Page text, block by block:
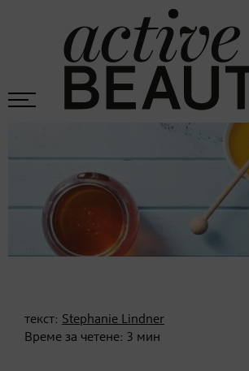
текст: Stephanie Lindner
Време за четене: 3 мин